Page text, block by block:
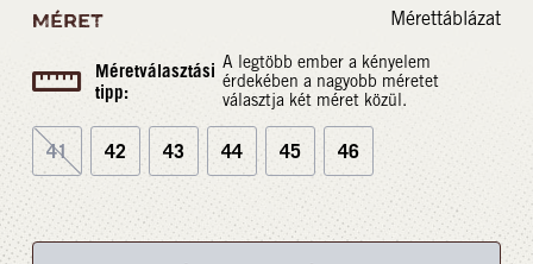
MÉRET Mérettáblázat
Méretválasztási
tipp:
A legtöbb ember a kényelem
érdekében a nagyobb méretet
választja két méret közül.
41 42 43 44 45 46